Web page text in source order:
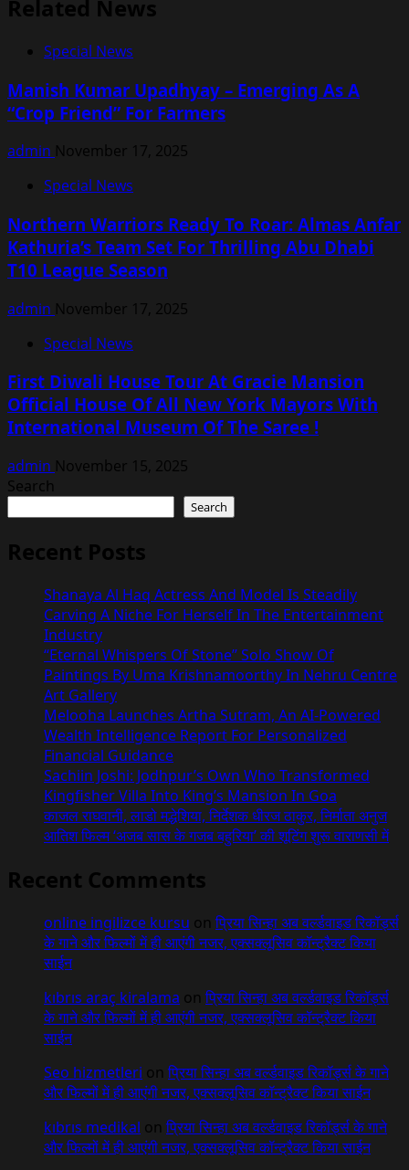
Related News
Special News
Manish Kumar Upadhyay – Emerging As A
“Crop Friend” For Farmers
admin November 17, 2025
Special News
Northern Warriors Ready To Roar: Almas Anfar
Kathuria’s Team Set For Thrilling Abu Dhabi
T10 League Season
admin November 17, 2025
Special News
First Diwali House Tour At Gracie Mansion
Official House Of All New York Mayors With
International Museum Of The Saree !
admin November 15, 2025
Search
Search
Recent Posts
Shanaya Al Haq Actress And Model Is Steadily
Carving A Niche For Herself In The Entertainment
Industry
“Eternal Whispers Of Stone” Solo Show Of
Paintings By Uma Krishnamoorthy In Nehru Centre
Art Gallery
Melooha Launches Artha Sutram, An AI-Powered
Wealth Intelligence Report For Personalized
Financial Guidance
Sachiin Joshi: Jodhpur’s Own Who Transformed
Kingfisher Villa Into King’s Mansion In Goa
काजल राघवानी, लाडो मद्धेशिया, निर्देशक धीरज ठाकुर, निर्माता अनुज
आतिश फिल्म ‘अजब सास के गजब बहुरिया’ की शूटिंग शुरू वाराणसी में
Recent Comments
online ingilizce kursu onप्रिया सिन्हा अब वर्ल्डवाइड रिकॉर्ड्स
के गाने और फिल्मों में ही आएंगी नजर, एक्सक्लूसिव कॉन्ट्रैक्ट किया
साईन
kıbrıs araç kiralama onप्रिया सिन्हा अब वर्ल्डवाइड रिकॉर्ड्स
के गाने और फिल्मों में ही आएंगी नजर, एक्सक्लूसिव कॉन्ट्रैक्ट किया
साईन
Seo hizmetleri onप्रिया सिन्हा अब वर्ल्डवाइड रिकॉर्ड्स के गाने
और फिल्मों में ही आएंगी नजर, एक्सक्लूसिव कॉन्ट्रैक्ट किया साईन
kıbrıs medikal onप्रिया सिन्हा अब वर्ल्डवाइड रिकॉर्ड्स के गाने
और फिल्मों में ही आएंगी नजर, एक्सक्लूसिव कॉन्ट्रैक्ट किया साईन